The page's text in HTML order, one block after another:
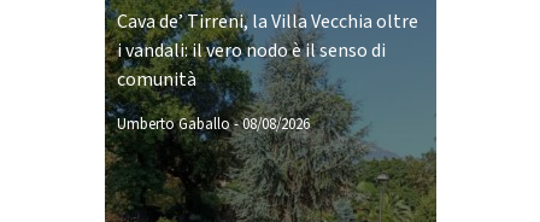
Cava de’ Tirreni, la Villa Vecchia oltre
i vandali: il vero nodo è il senso di
comunità
Umberto Gaballo-08/08/2026